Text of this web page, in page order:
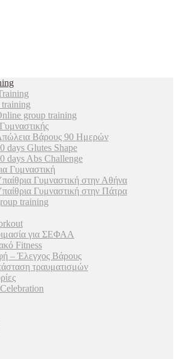
group training
Βάρους 90 Ημερών
days Glutes Shape
days Abs Challenge
Γυμναστική
Γυμναστική στην Αθήνα
Γυμναστική στην Πάτρα
training
για ΣΕΦΑΑ
Fitness
– Έλεγχος Βάρους
τραυματισμών